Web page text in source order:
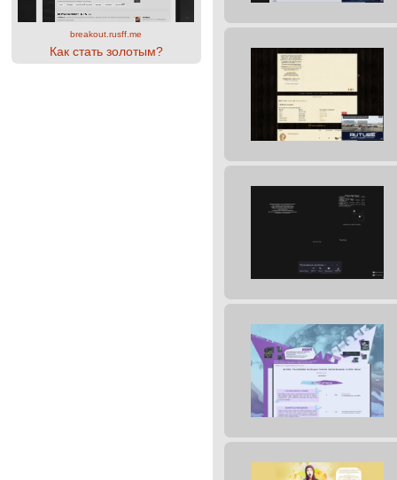
breakout.rusff.me
Как стать золотым?